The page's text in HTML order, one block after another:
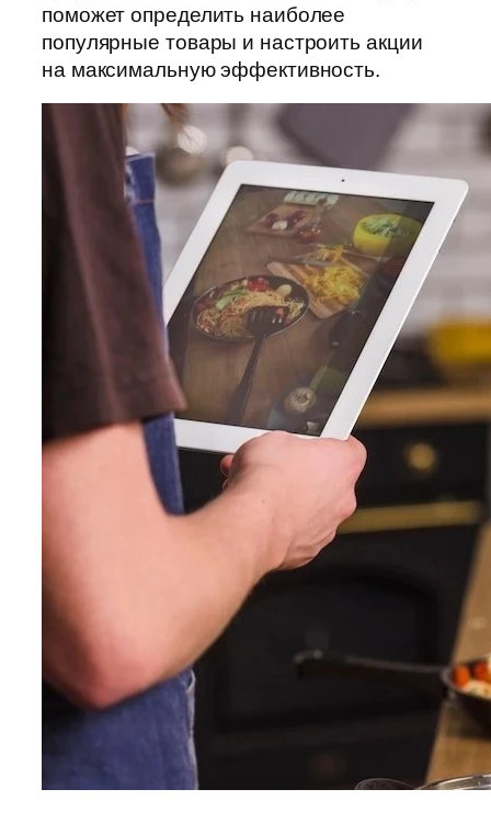
поможет определить наиболее
популярные товары и настроить акции
на максимальную эффективность.